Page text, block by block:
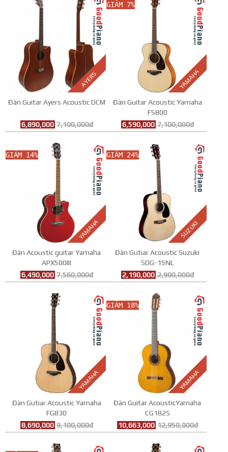
AYERS
Đàn Guitar Ayers Acoustic DCM
6,890,000 7,100,000đ
YAMAHA
GIẢM 7%
Đàn Guitar Acoustic Yamaha
FS800
6,590,000 7,100,000đ
YAMAHA
GIẢM 14%
Đàn Acoustic guitar Yamaha
APX500III
6,490,000 7,560,000đ
SUZUKI
GIẢM 24%
Đàn Gutiar Acoustic Suzuki
SDG-15NL
2,190,000 2,900,000đ
YAMAHA
Đàn Gutiar Acoustic Yamaha
FG830
8,690,000 9,100,000đ
YAMAHA
GIẢM 18%
Đàn Guitar AcousticYamaha
CG182S
10,663,000 12,950,000đ